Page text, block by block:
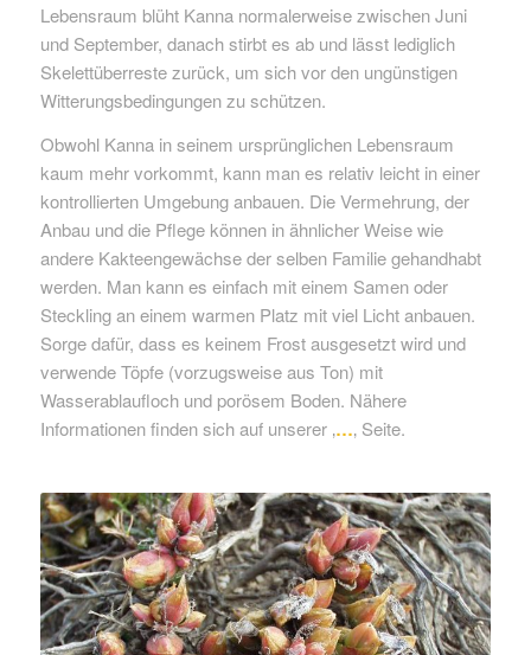
Lebensraum blüht Kanna normalerweise zwischen Juni
und September, danach stirbt es ab und lässt lediglich
Skelettüberreste zurück, um sich vor den ungünstigen
Witterungsbedingungen zu schützen.
Obwohl Kanna in seinem ursprünglichen Lebensraum
kaum mehr vorkommt, kann man es relativ leicht in einer
kontrollierten Umgebung anbauen. Die Vermehrung, der
Anbau und die Pflege können in ähnlicher Weise wie
andere Kakteengewächse der selben Familie gehandhabt
werden. Man kann es einfach mit einem Samen oder
Steckling an einem warmen Platz mit viel Licht anbauen.
Sorge dafür, dass es keinem Frost ausgesetzt wird und
verwende Töpfe (vorzugsweise aus Ton) mit
Wasserablaufloch und porösem Boden. Nähere
Informationen finden sich auf unserer ‚…‚ Seite.